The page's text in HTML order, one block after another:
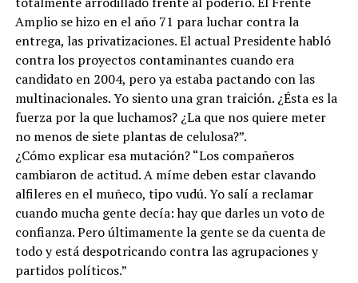
Amplio se hizo en el año 71 para luchar contra la
entrega, las privatizaciones. El actual Presidente habló
contra los proyectos contaminantes cuando era
candidato en 2004, pero ya estaba pactando con las
multinacionales. Yo siento una gran traición. ¿Ésta es la
fuerza por la que luchamos? ¿La que nos quiere meter
no menos de siete plantas de celulosa?”.
¿Cómo explicar esa mutación? “Los compañeros
cambiaron de actitud. A míme deben estar clavando
alfileres en el muñeco, tipo vudú. Yo salí a reclamar
cuando mucha gente decía: hay que darles un voto de
confianza. Pero últimamente la gente se da cuenta de
todo y está despotricando contra las agrupaciones y
partidos políticos.”